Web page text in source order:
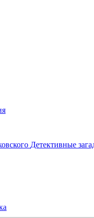
Детективные